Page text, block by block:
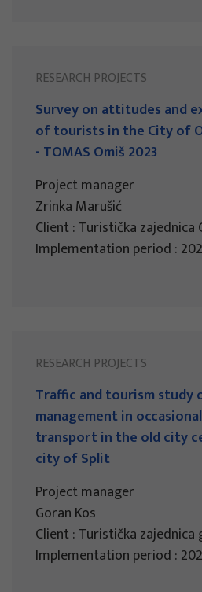
RESEARCH PROJECTS
Survey on attitudes and
of tourists in the City of
- TOMAS Omiš 2023
Project manager
Zrinka Marušić
Client : Turistička zajednica
Implementation period :
RESEARCH PROJECTS
Traffic and tourism
management in
transport in the old city
city of Split
Project manager
Goran Kos
Client : Turistička zajednica
Implementation period :